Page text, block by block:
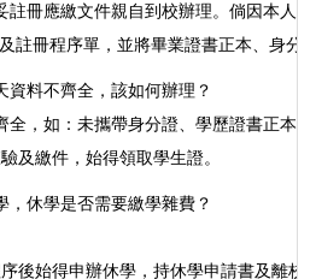
註冊應繳文件親自到校辦理。倘因本人
註冊程序單，並將畢業證書正本、身
資料不齊全，該如何辦理？
全，如：未攜帶身分證、學歷證書正本
及繳件，始得領取學生證。
，休學是否需要繳學雜費？
後始得申辦休學，持休學申請書及離